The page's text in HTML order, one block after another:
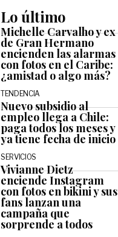
Lo último
Michelle Carvalho y ex
de Gran Hermano
encienden las alarmas
con fotos en el Caribe:
¿amistad o algo más?
TENDENCIA
Nuevo subsidio al
empleo llega a Chile:
paga todos los meses y
ya tiene fecha de inicio
SERVICIOS
Vivianne Dietz
enciende Instagram
con fotos en bikini y sus
fans lanzan una
campaña que
sorprende a todos